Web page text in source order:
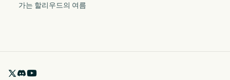
가는 할리우드의 여름
